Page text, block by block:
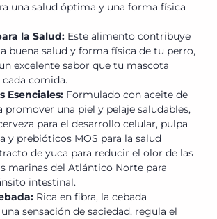
una salud óptima y una forma física
la Salud: Este alimento contribuye
buena salud y forma física de tu perro,
excelente sabor que tu mascota
comida.
Esenciales: Formulado con aceite de
promover una piel y pelaje saludables,
para el desarrollo celular, pulpa
y prebióticos MOS para la salud
de yuca para reducir el olor de las
marinas del Atlántico Norte para
intestinal.
Rica en fibra, la cebada
sensación de saciedad, regula el